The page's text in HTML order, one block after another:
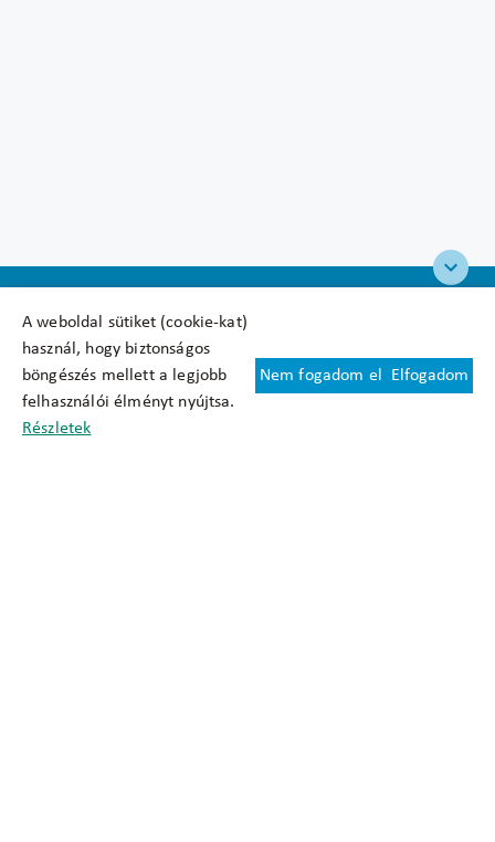
A weboldal sütiket (cookie-kat)
használ, hogy biztonságos
böngészés mellett a legjobb
felhasználói élményt nyújtsa.
Részletek
Nem fogadom el Elfogadom
Felhasználási feltételek